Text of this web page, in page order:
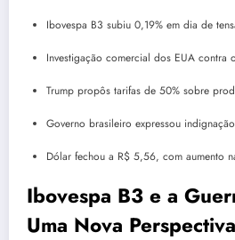
Ibovespa B3 subiu 0,19% em dia de
Investigação comercial dos EUA contra
Trump propôs tarifas de 50% sobre
Governo brasileiro expressou
Dólar fechou a R$ 5,56, com aumento
Ibovespa B3 e a
Uma Nova Perspectiva